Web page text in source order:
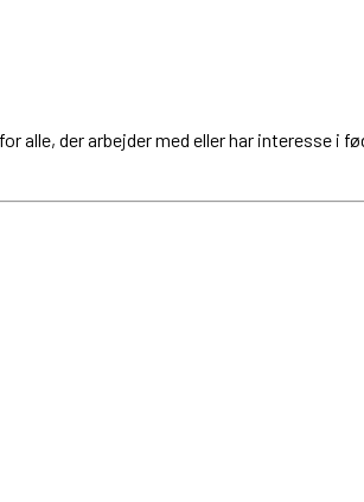
alle, der arbejder med eller har interesse i